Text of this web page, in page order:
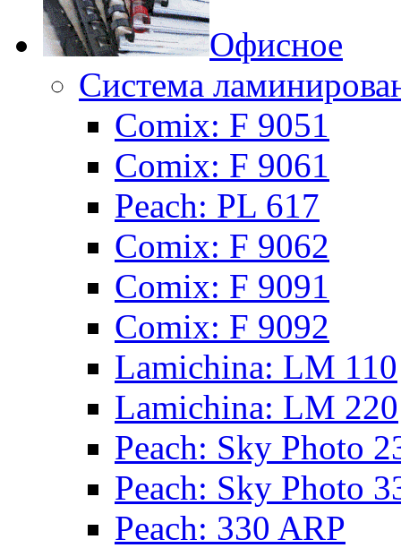
Офисное
Система
Сomix: F 9051
Сomix: F 9061
Peach: PL 617
Сomix: F 9062
Сomix: F 9091
Сomix: F 9092
Lamichina: LM 110
Lamichina: LM 220
Peach: Sky Photo
Peach: Sky Photo
Peach: 330 ARP